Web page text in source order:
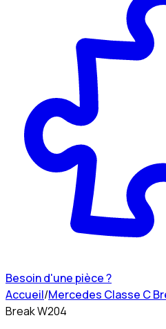
Besoin d'une pièce ?
Accueil/Mercedes Classe C
Break W204